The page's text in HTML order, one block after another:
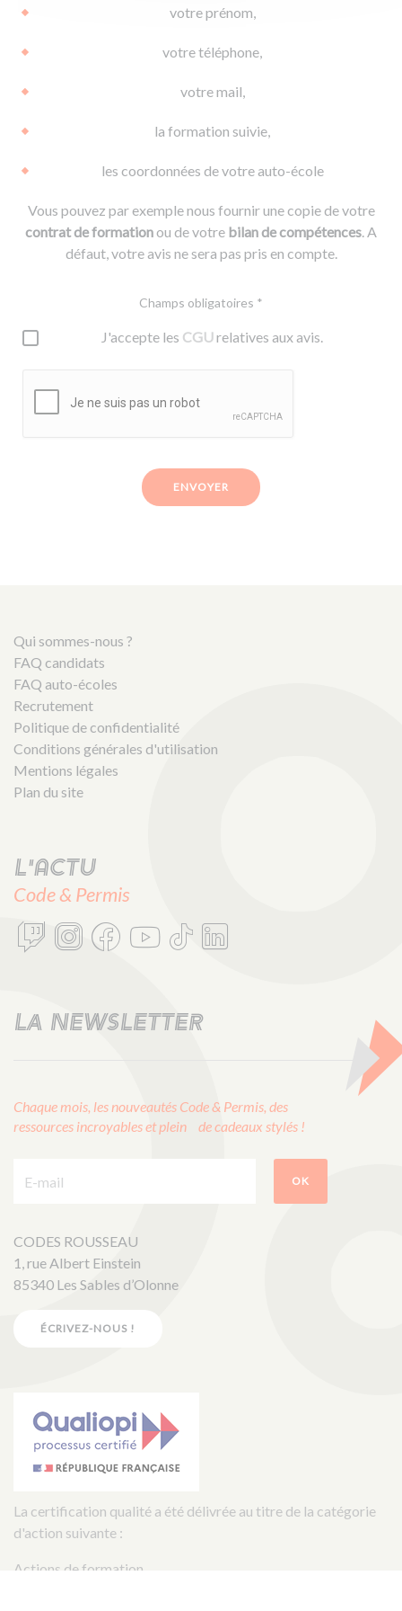
votre prénom,
votre téléphone,
votre mail,
la formation suivie,
les coordonnées de votre auto-école
Vous pouvez par exemple nous fournir une copie de votre
contrat de formationou de votre bilan de compétences. A
défaut, votre avis ne sera pas pris en compte.
Champs obligatoires *
J'accepte les CGUrelatives aux avis.
ENVOYER
Qui sommes-nous ?
FAQ candidats
FAQ auto-écoles
Recrutement
Politique de confidentialité
Conditions générales d'utilisation
Mentions légales
Plan du site
L'actu
Code & Permis
LA NEWSLETTER
Chaque mois, les nouveautés Code & Permis, des
ressources incroyables et plein de cadeaux stylés !
OK
CODES ROUSSEAU
1, rue Albert Einstein
85340 Les Sables d’Olonne
ÉCRIVEZ-NOUS !
La certification qualité a été délivrée au titre de la catégorie
d'action suivante :
Actions de formation